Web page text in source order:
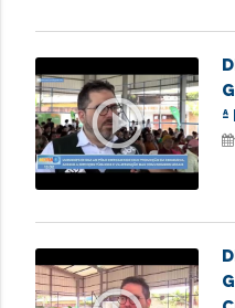
play_circle_outline